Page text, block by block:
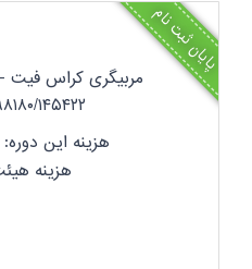
پایان ثبت نام
هزینه این دوره: ۱۴,۵۰۰,۰۰۰
هزینه